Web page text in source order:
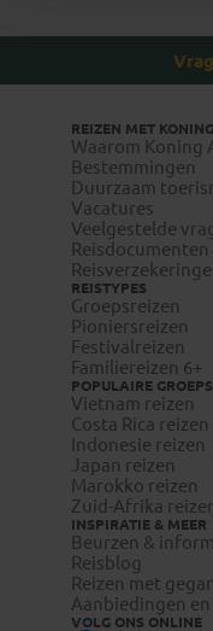
REIZEN MET
Waarom Koning
Bestemmingen
Duurzaam
Vacatures
Veelgestelde
REISTYPES
Groepsreizen
Pioniersreizen
Festivalreizen
Familiereizen 6+
POPULAIRE
Vietnam reizen
Costa Rica reizen
Indonesie reizen
Japan reizen
Marokko reizen
Zuid-Afrika
INSPIRATIE & MEER
Beurzen &
Reisblog
Reizen met
Aanbiedingen
VOLG ONS ONLINE